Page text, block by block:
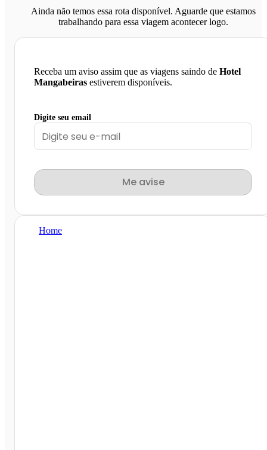
Ainda não temos essa rota disponível. Aguarde que estamos
trabalhando para essa viagem acontecer logo.
Receba um aviso assim que as viagens saindo de Hotel
Mangabeiras estiverem disponíveis.
Digite seu email
Me avise
Home